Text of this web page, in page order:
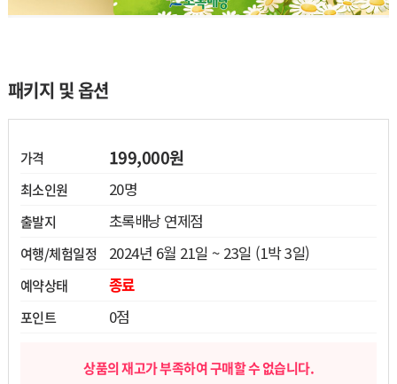
열기
열기
열기
패키지 및 옵션
가격 199,000원
최소인원 20명
출발지 초록배낭 연제점
여행/체험일정 2024년 6월 21일 ~ 23일 (1박 3일)
예약상태 종료
포인트 0점
상품의 재고가 부족하여 구매할 수 없습니다.